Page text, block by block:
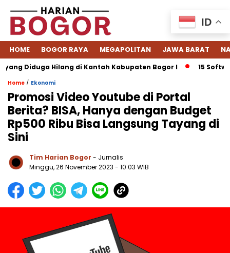
HOME BOGOR RAYA MEGAPOLITAN JAWA BARAT
Diduga Hilang di Kantah Kabupaten Bogor I 15 Software
Home / Ekonomi
Promosi Video Youtube di Portal
Berita? BISA, Hanya dengan Budget
Rp500 Ribu Bisa Langsung Tayang di
Sini
Tim Harian Bogor - Jurnalis
Minggu, 26 November 2023 - 10:03 WIB
ID